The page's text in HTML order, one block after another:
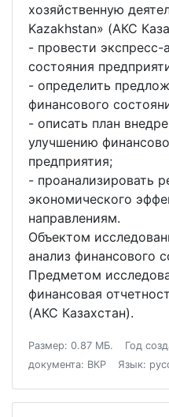
хозяйственную
Kazakhstan» (АКС
- провести экспресс-
состояния
- определить
финансового
- описать план
улучшению
предприятия;
- проанализировать
экономического
направлениям.
Объектом
анализ финансового
Предметом
финансовая
(АКС Казахстан).
Размер: 0.87 МБ. Год
документа: ВКР
Язык: